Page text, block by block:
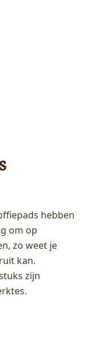
hebben
om op
zo weet je
kan.
zijn